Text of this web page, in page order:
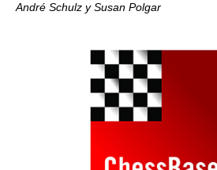
André Schulz y Susan Polgar